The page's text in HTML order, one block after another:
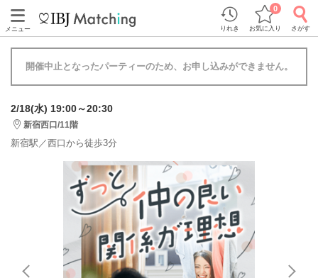
メニュー りれき お気に入り
0
さがす
開催中止となったパーティーのため、お申し込みができません。
2/18(水) 19:00～20:30
新宿西口/11階
新宿駅／西口から徒歩3分